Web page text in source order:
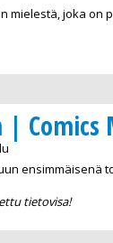
mielestä, joka on
| Comics
ensimmäisenä
tietovisa!